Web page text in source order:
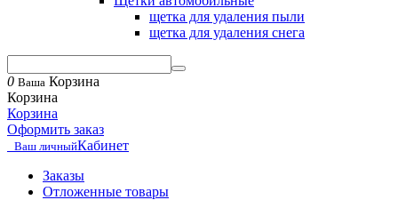
щетка для удаления пыли
щетка для удаления снега
0 Ваша Корзина
Корзина
Корзина
Оформить заказ
Ваш личныйКабинет
Заказы
Отложенные товары